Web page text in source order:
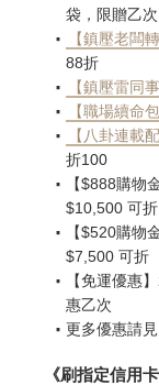
袋，限贈乙次
【鎮壓老闆
88折
【鎮壓雷同事
【職場續命包
【八卦連載
折100
【$888購物
$10,500 可折
【$520購物
$7,500 可折
【免運優惠
惠乙次
更多優惠請見
《刷指定信用